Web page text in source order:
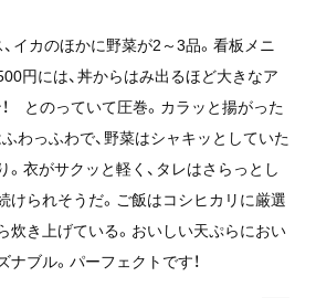
イカのほかに野菜が2～3品。看板メニ
円には、丼からはみ出るほど大きなア
とのっていて圧巻。カラッと揚がった
わっふわで、野菜はシャキッとしていた
。衣がサクッと軽く、タレはさらっとし
けられそうだ。ご飯はコシヒカリに厳選
炊き上げている。おいしい天ぷらにおい
ナブル。パーフェクトです！